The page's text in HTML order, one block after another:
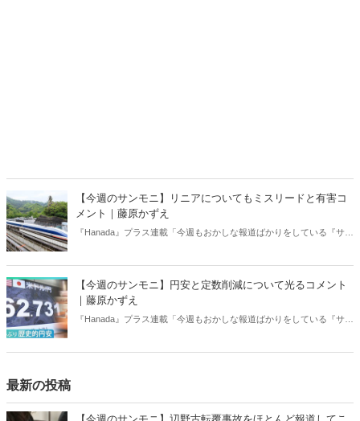
【今週のサンモニ】リニアについてもミスリードと有害コ
メント｜藤原かずえ
『Hanada』プラス連載「今週もおかしな報道ばかりをしている『サン
【今週のサンモニ】円安と定数削減について光るコメント
｜藤原かずえ
『Hanada』プラス連載「今週もおかしな報道ばかりをしている『サン
最新の投稿